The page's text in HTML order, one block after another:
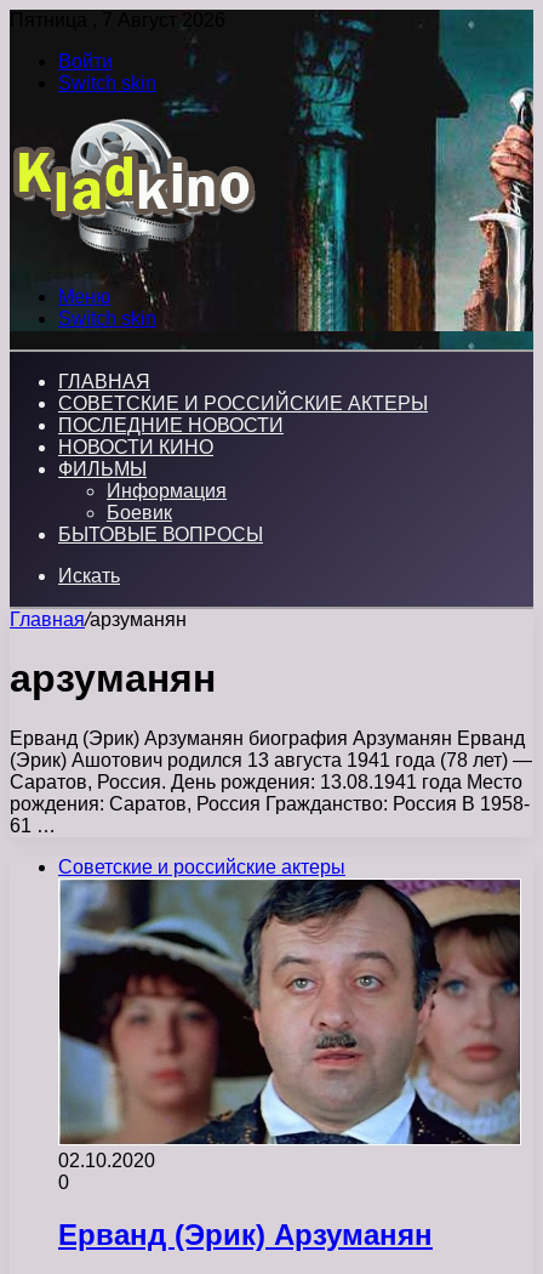
Пятница , 7 Август 2026
Войти
Switch skin
Меню
Switch skin
ГЛАВНАЯ
СОВЕТСКИЕ И РОССИЙСКИЕ АКТЕРЫ
ПОСЛЕДНИЕ НОВОСТИ
НОВОСТИ КИНО
ФИЛЬМЫ
Информация
Боевик
БЫТОВЫЕ ВОПРОСЫ
Искать
Главная/арзуманян
арзуманян
Ерванд (Эрик) Арзуманян биография Арзуманян Ерванд
(Эрик) Ашотович родился 13 августа 1941 года (78 лет) —
Саратов, Россия. День рождения: 13.08.1941 года Место
рождения: Саратов, Россия Гражданство: Россия В 1958-
61 …
Советские и российские актеры
02.10.2020
0
Ерванд (Эрик) Арзуманян